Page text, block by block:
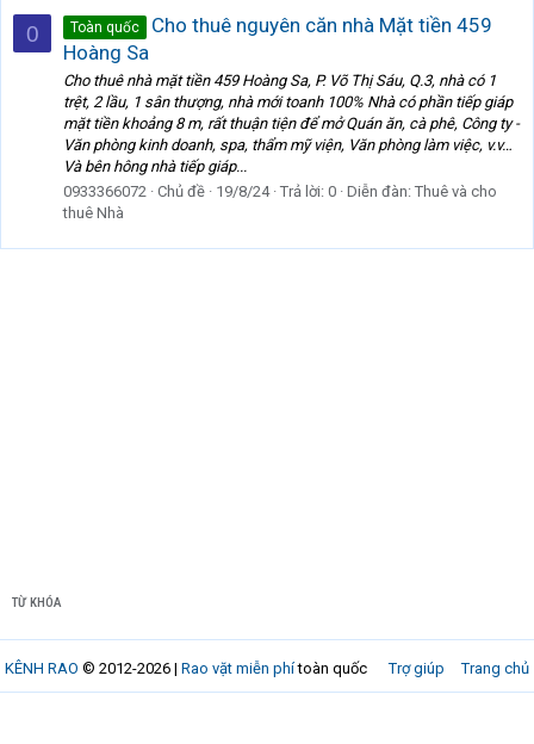
0 Toàn quốc
Cho thuê nguyên căn nhà Mặt tiền 459
Hoàng Sa
Cho thuê nhà mặt tiền 459 Hoàng Sa, P. Võ Thị Sáu, Q.3, nhà có 1
trệt, 2 lầu, 1 sân thượng, nhà mới toanh 100% Nhà có phần tiếp giáp
mặt tiền khoảng 8 m, rất thuận tiện để mở Quán ăn, cà phê, Công ty -
Văn phòng kinh doanh, spa, thẩm mỹ viện, Văn phòng làm việc, v.v…
Và bên hông nhà tiếp giáp...
0933366072 Chủ đề 19/8/24 Trả lời: 0 Diễn đàn: Thuê và cho
thuê Nhà
TỪ KHÓA
Trợ giúp Trang chủ
KÊNH RAO © 2012-2026 | Rao vặt miễn phítoàn quốc